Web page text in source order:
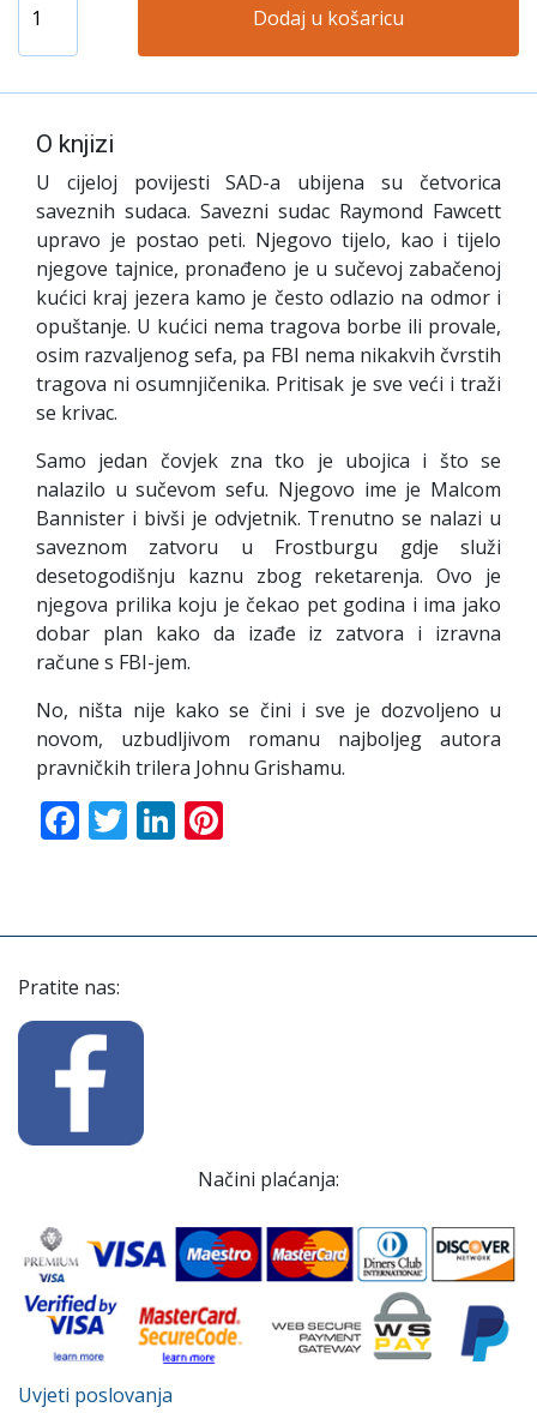
Dodaj u košaricu
O knjizi
U cijeloj povijesti SAD-a ubijena su četvorica
saveznih sudaca. Savezni sudac Raymond Fawcett
upravo je postao peti. Njegovo tijelo, kao i tijelo
njegove tajnice, pronađeno je u sučevoj zabačenoj
kućici kraj jezera kamo je često odlazio na odmor i
opuštanje. U kućici nema tragova borbe ili provale,
osim razvaljenog sefa, pa FBI nema nikakvih čvrstih
tragova ni osumnjičenika. Pritisak je sve veći i traži
se krivac.
Samo jedan čovjek zna tko je ubojica i što se
nalazilo u sučevom sefu. Njegovo ime je Malcom
Bannister i bivši je odvjetnik. Trenutno se nalazi u
saveznom zatvoru u Frostburgu gdje služi
desetogodišnju kaznu zbog reketarenja. Ovo je
njegova prilika koju je čekao pet godina i ima jako
dobar plan kako da izađe iz zatvora i izravna
račune s FBI-jem.
No, ništa nije kako se čini i sve je dozvoljeno u
novom, uzbudljivom romanu najboljeg autora
pravničkih trilera Johnu Grishamu.
Facebook
TwitterLinkedIn
Pratite nas:
Načini plaćanja:
Uvjeti poslovanja